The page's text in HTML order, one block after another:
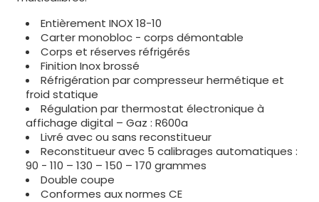
Entièrement INOX 18-10
Carter monobloc - corps démontable
Corps et réserves réfrigérés
Finition Inox brossé
Réfrigération par compresseur hermétique et
froid statique
Régulation par thermostat électronique à
affichage digital – Gaz : R600a
Livré avec ou sans reconstitueur
Reconstitueur avec 5 calibrages automatiques :
90 - 110 – 130 – 150 – 170 grammes
Double coupe
Conformes aux normes CE